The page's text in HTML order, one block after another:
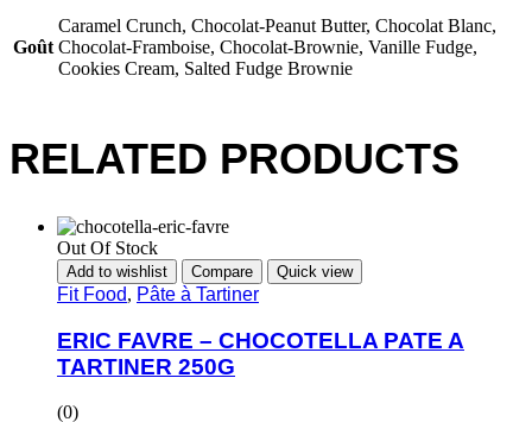
Goût
Caramel Crunch, Chocolat-Peanut Butter, Chocolat Blanc,
Chocolat-Framboise, Chocolat-Brownie, Vanille Fudge,
Cookies Cream, Salted Fudge Brownie
RELATED PRODUCTS
Out Of Stock
Add to wishlist Compare Quick view
Fit Food, Pâte à Tartiner
ERIC FAVRE – CHOCOTELLA PATE A
TARTINER 250G
(0)